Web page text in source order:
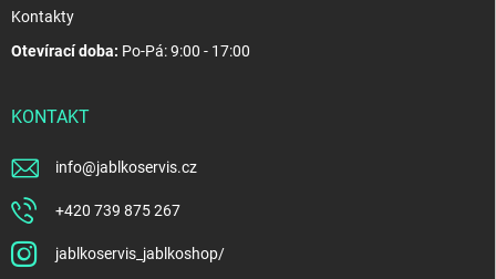
Kontakty
Otevírací doba: Po-Pá: 9:00 - 17:00
KONTAKT
info@jablkoservis.cz
+420 739 875 267
jablkoservis_jablkoshop/